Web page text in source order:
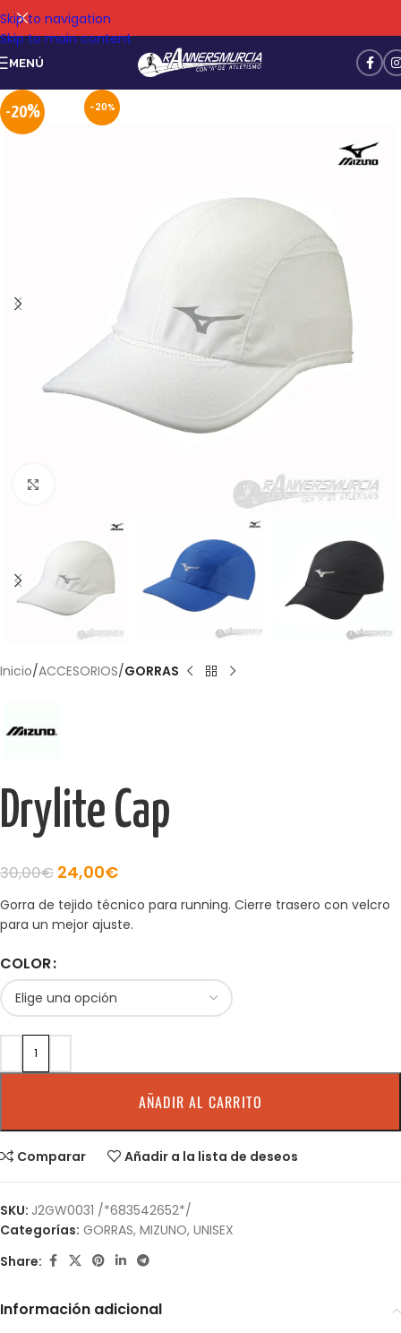
Skip to navigation
Skip to main content
MENÚ
-20%
-20%
Inicio ACCESORIOS GORRAS
Drylite Cap
30,00€ 24,00€
Gorra de tejido técnico para running. Cierre trasero con velcro
para un mejor ajuste.
COLOR
AÑADIR AL CARRITO
Comparar Añadir a la lista de deseos
SKU: J2GW0031 /*683542652*/
Categorías: GORRAS, MIZUNO, UNISEX
Share:
Información adicional